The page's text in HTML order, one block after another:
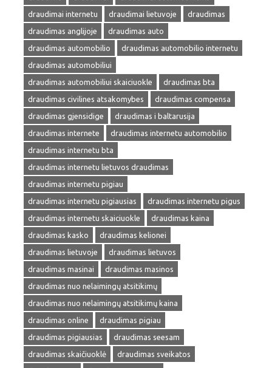
draudimai internetu
draudimai lietuvoje
draudimas
draudimas anglijoje
draudimas auto
draudimas automobilio
draudimas automobilio internetu
draudimas automobiliui
draudimas automobiliui skaiciuokle
draudimas bta
draudimas civilines atsakomybes
draudimas compensa
draudimas gjensidige
draudimas i baltarusija
draudimas internete
draudimas internetu automobilio
draudimas internetu bta
draudimas internetu lietuvos draudimas
draudimas internetu pigiau
draudimas internetu pigiausias
draudimas internetu pigus
draudimas internetu skaiciuokle
draudimas kaina
draudimas kasko
draudimas kelionei
draudimas lietuvoje
draudimas lietuvos
draudimas masinai
draudimas masinos
draudimas nuo nelaimingų atsitikimų
draudimas nuo nelaimingų atsitikimų kaina
draudimas online
draudimas pigiau
draudimas pigiausias
draudimas seesam
draudimas skaičiuoklė
draudimas sveikatos